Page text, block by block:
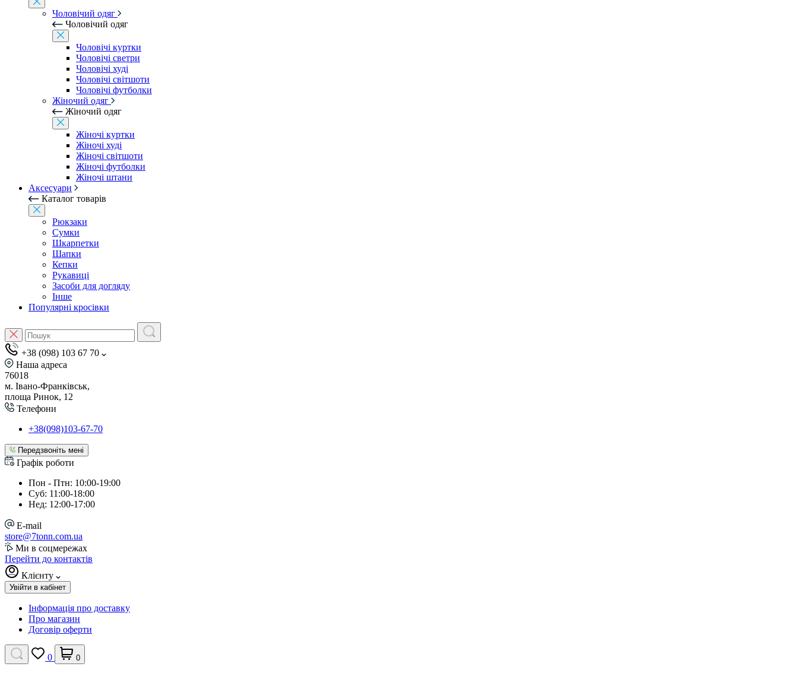
Чоловічий одяг
Чоловічий одяг
Чоловічі куртки
Чоловічі светри
Чоловічі худі
Чоловічі світшоти
Чоловічі футболки
Жіночий одяг
Жіночий одяг
Жіночі куртки
Жіночі худі
Жіночі світшоти
Жіночі футболки
Жіночі штани
Аксесуари
Каталог товарів
Рюкзаки
Сумки
Шкарпетки
Шапки
Кепки
Рукавиці
Засоби для догляду
Інше
Популярні кросівки
+38 (098) 103 67 70
Наша адреса
76018
м. Івано-Франківськ,
площа Ринок, 12
Телефони
+38(098)103-67-70
Передзвоніть мені
Графік роботи
Пон - Птн: 10:00-19:00
Суб: 11:00-18:00
Нед: 12:00-17:00
E-mail
store@7tonn.com.ua
Ми в соцмережах
Перейти до контактів
Клієнту
Увійти в кабінет
Інформація про доставку
Про магазин
Договір оферти
0 0